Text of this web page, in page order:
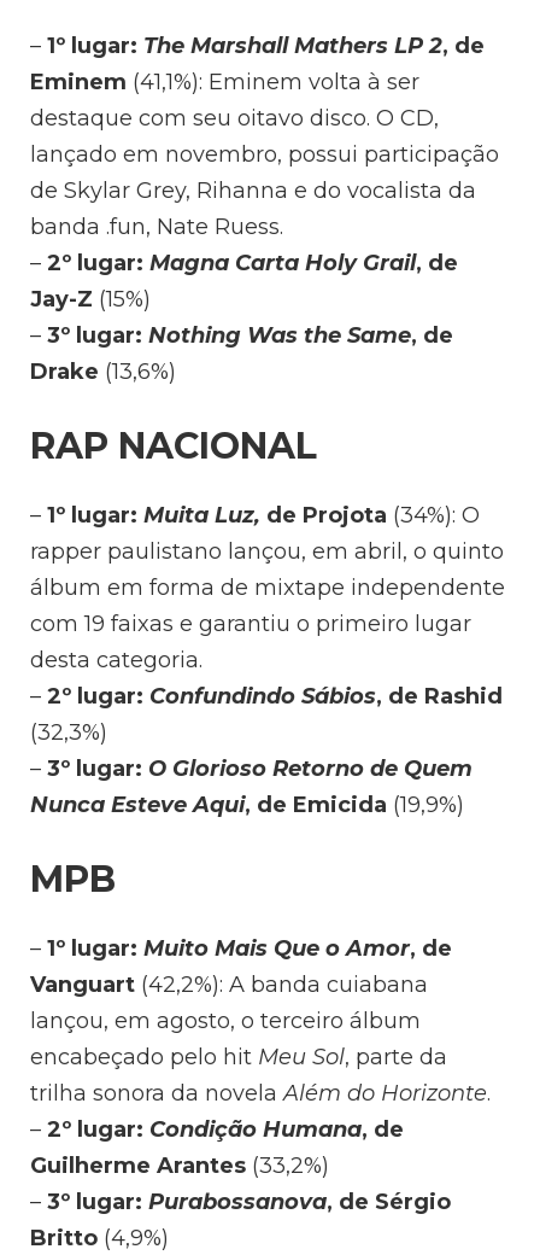
–1º lugar: The Marshall Mathers LP 2, de
Eminem (41,1%): Eminem volta à ser
destaque com seu oitavo disco. O CD,
lançado em novembro, possui participação
de Skylar Grey, Rihanna e do vocalista da
banda .fun, Nate Ruess.
–2º lugar:Magna Carta Holy Grail, de
Jay-Z (15%)
–3º lugar:Nothing Was the Same, de
Drake (13,6%)
RAP NACIONAL
–1º lugar:Muita Luz, de Projota (34%): O
rapper paulistano lançou, em abril, o quinto
álbum em forma de mixtape independente
com 19 faixas e garantiu o primeiro lugar
desta categoria.
–2º lugar: Confundindo Sábios, de Rashid
(32,3%)
–3º lugar: O Glorioso Retorno de Quem
Nunca Esteve Aqui, de Emicida (19,9%)
MPB
–1º lugar:Muito Mais Que o Amor, de
Vanguart (42,2%): A banda cuiabana
lançou, em agosto, o terceiro álbum
encabeçado pelo hit Meu Sol, parte da
trilha sonora da novelaAlém do Horizonte.
–2º lugar: Condição Humana, de
Guilherme Arantes (33,2%)
–3º lugar:Purabossanova, de Sérgio
Britto (4,9%)